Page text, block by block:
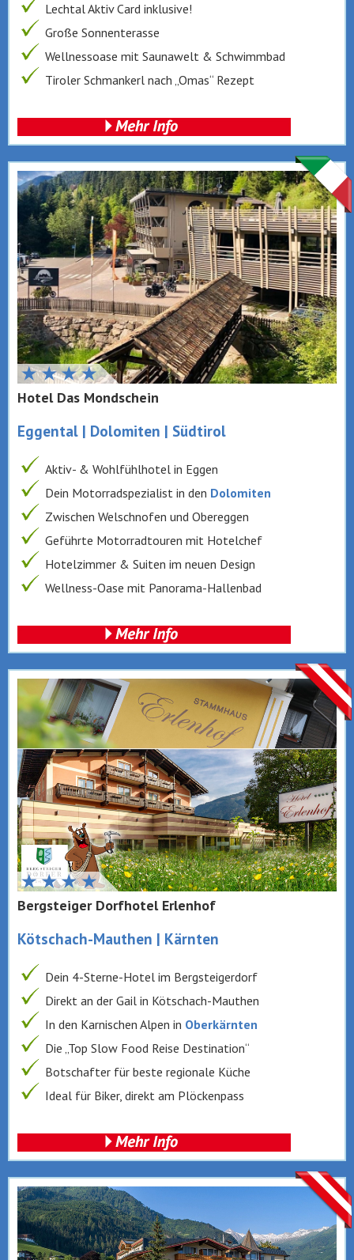
Lechtal Aktiv Card inklusive!
Große Sonnenterasse
Wellnessoase mit Saunawelt & Schwimmbad
Tiroler Schmankerl nach „Omas“ Rezept
Hotel Das Mondschein
Eggental | Dolomiten | Südtirol
Aktiv- & Wohlfühlhotel in Eggen
Dein Motorradspezialist in den Dolomiten
Zwischen Welschnofen und Obereggen
Geführte Motorradtouren mit Hotelchef
Hotelzimmer & Suiten im neuen Design
Wellness-Oase mit Panorama-Hallenbad
Bergsteiger Dorfhotel Erlenhof
Kötschach-Mauthen | Kärnten
Dein 4-Sterne-Hotel im Bergsteigerdorf
Direkt an der Gail in Kötschach-Mauthen
In den Karnischen Alpen in Oberkärnten
Die „Top Slow Food Reise Destination“
Botschafter für beste regionale Küche
Ideal für Biker, direkt am Plöckenpass